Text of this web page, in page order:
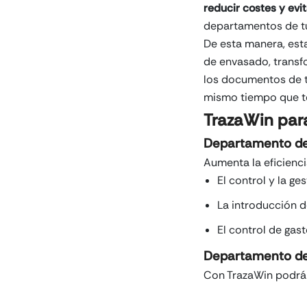
reducir costes y
departamentos de
De esta manera,
de envasado,
los documentos de
mismo tiempo que
TrazaWin
Departamento
Aumenta la
El control y la
La introducción
El control de
Departamento
Con TrazaWin